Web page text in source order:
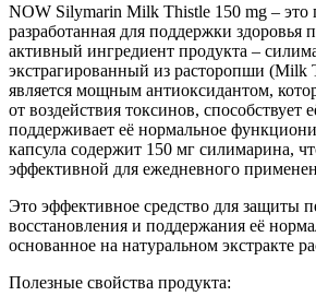
NOW Silymarin Milk Thistle 150 mg – это
разработанная для поддержки здоровья
активный ингредиент продукта –
экстрагированный из расторопши
является мощным антиоксидантом,
от воздействия токсинов, способствует
поддерживает её нормальное
капсула содержит 150 мг силимарина,
эффективной для ежедневного
Это эффективное средство для защиты
восстановления и поддержания её
основанное на натуральном экстракте
Полезные свойства продукта: